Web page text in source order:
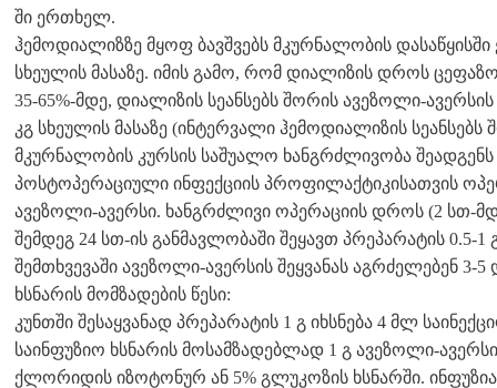
ში ერთხელ.
ჰემოდიალიზზე მყოფ ბავშვებს მკურნალობის დასაწყისში
სხეულის მასაზე. იმის გამო, რომ დიალიზის დროს
35-65%-მდე, დიალიზის სეანსებს შორის ავეზოლი-
კგ სხეულის მასაზე (ინტერვალი ჰემოდიალიზის სეანსებს
მკურნალობის კურსის საშუალო ხანგრძლივობა
პოსტოპერაციული ინფექციის პროფილაქტიკისათვის
ავეზოლი-ავერსი. ხანგრძლივი ოპერაციის დროს (2 სთ-
შემდეგ 24 სთ-ის განმავლობაში შეყავთ პრეპარატის 0.5-
შემთხვევაში ავეზოლი-ავერსის შეყვანას აგრძელებენ 3-
ხსნარის მომზადების წესი:
კუნთში შესაყვანად პრეპარატის 1 გ იხსნება 4 მლ
საინფუზიო ხსნარის მოსამზადებლად 1 გ ავეზოლი-ავერსი
ქლორიდის იზოტონურ ან 5% გლუკოზის ხსნარში.